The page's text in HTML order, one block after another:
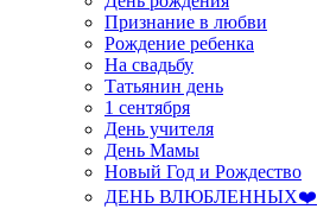
Признание в любви
Рождение ребенка
На свадьбу
Татьянин день
1 сентября
День учителя
День Мамы
Новый Год и Рождество
ДЕНЬ ВЛЮБЛЕННЫХ❤️